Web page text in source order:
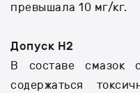
превышала 10 мг/кг.
Допуск H2
В составе смазок
содержаться